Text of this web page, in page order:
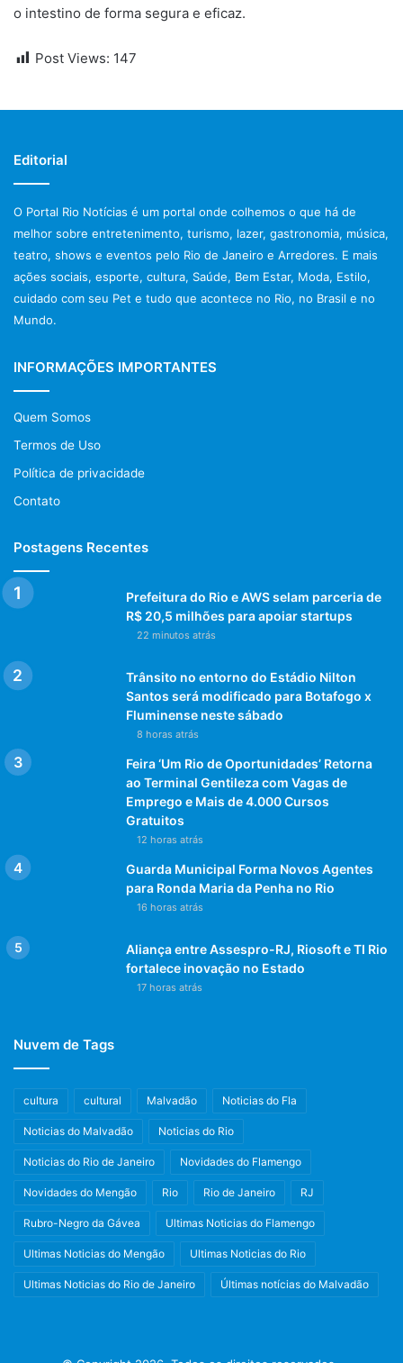
o intestino de forma segura e eficaz.
Post Views: 147
Editorial
O Portal Rio Notícias é um portal onde colhemos o que há de
melhor sobre entretenimento, turismo, lazer, gastronomia, música,
teatro, shows e eventos pelo Rio de Janeiro e Arredores. E mais
ações sociais, esporte, cultura, Saúde, Bem Estar, Moda, Estilo,
cuidado com seu Pet e tudo que acontece no Rio, no Brasil e no
Mundo.
INFORMAÇÕES IMPORTANTES
Quem Somos
Termos de Uso
Política de privacidade
Contato
Postagens Recentes
Prefeitura do Rio e AWS selam parceria de
R$ 20,5 milhões para apoiar startups
22 minutos atrás
Trânsito no entorno do Estádio Nilton
Santos será modificado para Botafogo x
Fluminense neste sábado
8 horas atrás
Feira ‘Um Rio de Oportunidades’ Retorna
ao Terminal Gentileza com Vagas de
Emprego e Mais de 4.000 Cursos
Gratuitos
12 horas atrás
Guarda Municipal Forma Novos Agentes
para Ronda Maria da Penha no Rio
16 horas atrás
Aliança entre Assespro-RJ, Riosoft e TI Rio
fortalece inovação no Estado
17 horas atrás
Nuvem de Tags
cultura cultural Malvadão Noticias do Fla
Noticias do Malvadão Noticias do Rio
Noticias do Rio de Janeiro Novidades do Flamengo
Novidades do Mengão Rio Rio de Janeiro RJ
Rubro-Negro da Gávea Ultimas Noticias do Flamengo
Ultimas Noticias do Mengão Ultimas Noticias do Rio
Ultimas Noticias do Rio de Janeiro Últimas notícias do Malvadão